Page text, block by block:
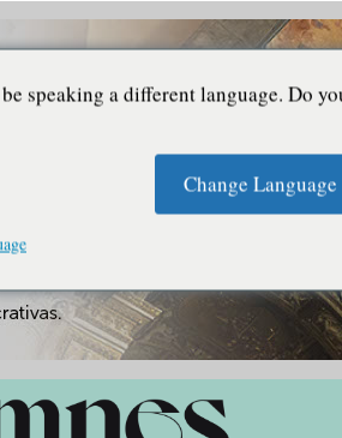
speaking a different language. Do
Change Language